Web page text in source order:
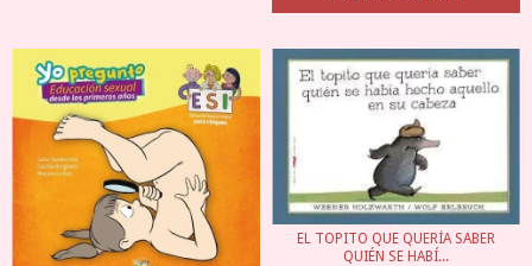
EL TOPITO QUE QUERÍA SABER
QUIÉN SE HABÍ...